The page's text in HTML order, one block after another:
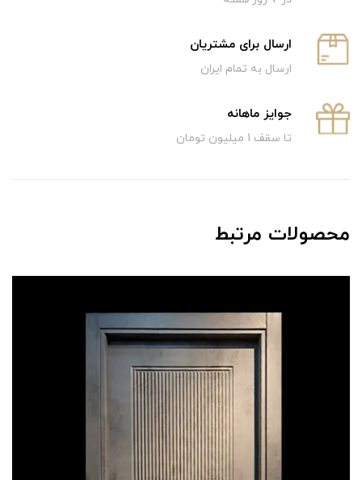
ارسال برای مشتریان
ارسال به تمام ایران
جوایز ماهانه
تا سقف 1 میلیون تومان
محصولات مرتبط